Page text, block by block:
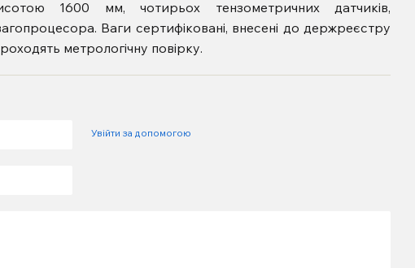
1600 мм, чотирьох тензометричних датчиків,
. Ваги сертифіковані, внесені до держреєстру
метрологічну повірку.
Увійти за допомогою